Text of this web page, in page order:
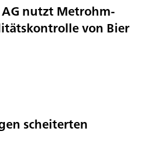
AG nutzt Metrohm-
von Bier
scheiterten